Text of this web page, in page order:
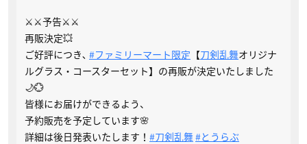
⚔⚔予告⚔⚔
再販決定💥
ご好評につき､ #ファミリーマート限定 【刀剣乱舞オリジナ
ルグラス・コースターセット】の再販が決定いたしました
🌙💮
皆様にお届けができるよう、
予約販売を予定しています🌸
詳細は後日発表いたします！ #刀剣乱舞#とうらぶ